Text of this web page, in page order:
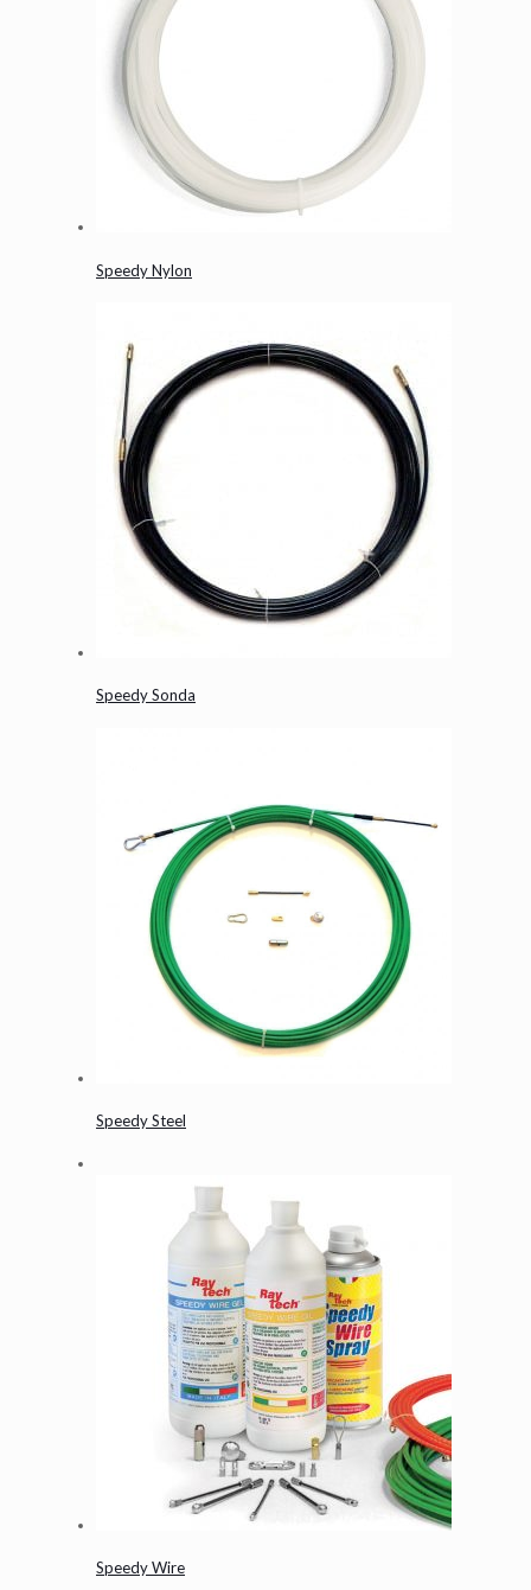
Speedy Nylon
Speedy Sonda
Speedy Steel
Speedy Wire